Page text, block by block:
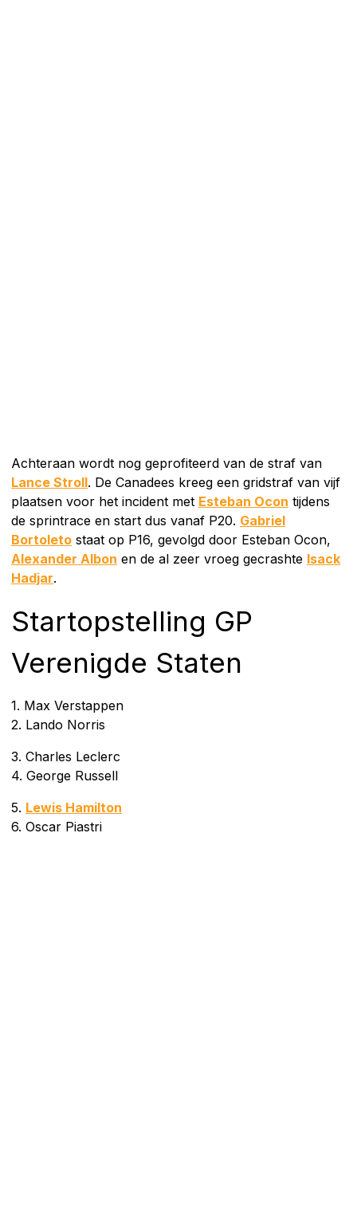
Achteraan wordt nog geprofiteerd van de straf van
Lance Stroll. De Canadees kreeg een gridstraf van vijf
plaatsen voor het incident met Esteban Ocon tijdens
de sprintrace en start dus vanaf P20. Gabriel
Bortoleto staat op P16, gevolgd door Esteban Ocon,
Alexander Albon en de al zeer vroeg gecrashte Isack
Hadjar.
Startopstelling GP
Verenigde Staten
1. Max Verstappen
2. Lando Norris
3. Charles Leclerc
4. George Russell
5. Lewis Hamilton
6. Oscar Piastri